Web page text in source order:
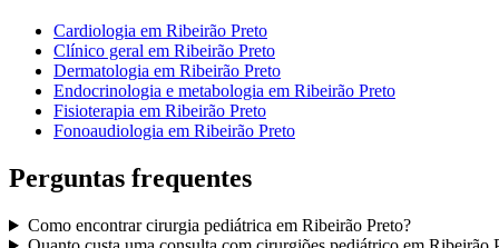
Cardiologia em Ribeirão Preto
Clínico geral em Ribeirão Preto
Dermatologia em Ribeirão Preto
Endocrinologia e metabologia em Ribeirão Preto
Fisioterapia em Ribeirão Preto
Fonoaudiologia em Ribeirão Preto
Perguntas frequentes
Como encontrarcirurgia pediátrica em Ribeirão Preto?